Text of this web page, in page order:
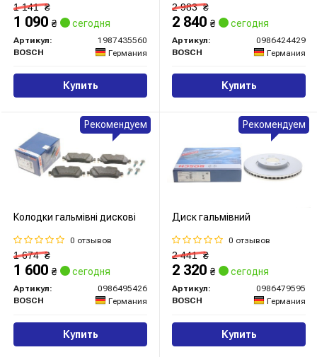
1 141₴
1 090 ₴ сегодня
Артикул:
1987435560
BOSCH
Германия
Купить
2 983₴
2 840 ₴ сегодня
Артикул:
0986424429
BOSCH
Германия
Купить
Колодки гальмівні дискові
0 отзывов
1 674₴
1 600 ₴ сегодня
Артикул:
0986495426
BOSCH
Германия
Купить
Рекомендуем
Диск гальмівний
0 отзывов
2 441₴
2 320 ₴ сегодня
Артикул:
0986479595
BOSCH
Германия
Купить
Рекомендуем